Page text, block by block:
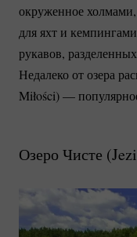
окруженное
для яхт и
рукавов,
Недалеко от озера
Miłości) —
Озеро Чисте (